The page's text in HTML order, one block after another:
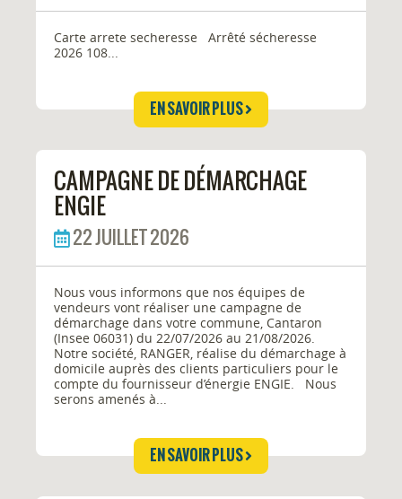
Carte arrete secheresse Arrêté sécheresse
2026 108...
EN SAVOIR PLUS
CAMPAGNE DE DÉMARCHAGE
ENGIE
22 JUILLET 2026
Nous vous informons que nos équipes de
vendeurs vont réaliser une campagne de
démarchage dans votre commune, Cantaron
(Insee 06031) du 22/07/2026 au 21/08/2026.
Notre société, RANGER, réalise du démarchage à
domicile auprès des clients particuliers pour le
compte du fournisseur d’énergie ENGIE. Nous
serons amenés à...
EN SAVOIR PLUS